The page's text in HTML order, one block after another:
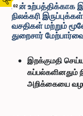
02
மின் உற்பத்திக்காக
நிலக்கரி
வசதிகள் மற்றும்
துறைசார்
இறக்குமதி
கப்பல்களினதும்
அறிக்கையை